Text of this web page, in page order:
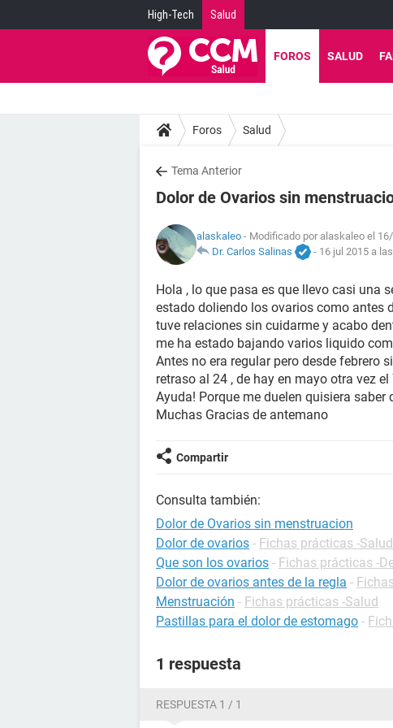
High-Tech Salud
FOROS SALUD
Foros Salud
Tema Anterior
Dolor de Ovarios sin
alaskaleo - Modificado por alaskaleo el
Dr. Carlos Salinas
- 16 jul 2015 a
Hola , lo que pasa es que llevo casi una
estado doliendo los ovarios como antes
tuve relaciones sin cuidarme y acabo
me ha estado bajando varios liquido
Antes no era regular pero desde febrero
retraso al 24 , de hay en mayo otra vez el
Ayuda! Porque me duelen quisiera saber
Muchas Gracias de antemano
Compartir
Consulta también:
Dolor de Ovarios sin menstruacion
Dolor de ovarios - Fichas prácticas -Salud
Que son los ovarios - Fichas prácticas -
Dolor de ovarios antes de la regla -
Menstruación - Fichas prácticas -Salud
Pastillas para el dolor de estomago -
1 respuesta
RESPUESTA 1 / 1